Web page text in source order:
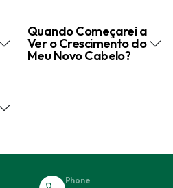
Quando Começarei a
Ver o Crescimento do
Meu Novo Cabelo?
Phone